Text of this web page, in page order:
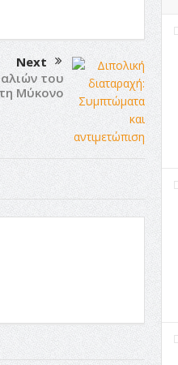
Next
του
Μύκονο